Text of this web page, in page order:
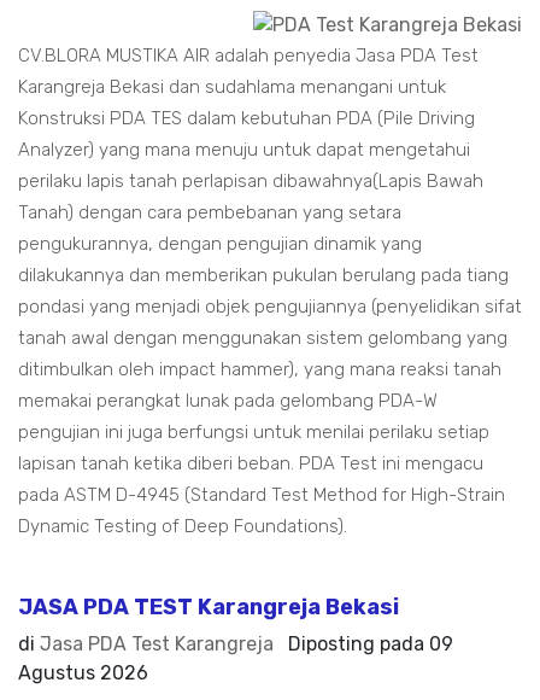
CV.BLORA MUSTIKA AIR adalah penyedia Jasa PDA Test
Karangreja Bekasi dan sudahlama menangani untuk
Konstruksi PDA TES dalam kebutuhan PDA (Pile Driving
Analyzer) yang mana menuju untuk dapat mengetahui
perilaku lapis tanah perlapisan dibawahnya(Lapis Bawah
Tanah) dengan cara pembebanan yang setara
pengukurannya, dengan pengujian dinamik yang
dilakukannya dan memberikan pukulan berulang pada tiang
pondasi yang menjadi objek pengujiannya (penyelidikan sifat
tanah awal dengan menggunakan sistem gelombang yang
ditimbulkan oleh impact hammer), yang mana reaksi tanah
memakai perangkat lunak pada gelombang PDA-W
pengujian ini juga berfungsi untuk menilai perilaku setiap
lapisan tanah ketika diberi beban. PDA Test ini mengacu
pada ASTM D-4945 (Standard Test Method for High-Strain
Dynamic Testing of Deep Foundations).
JASA PDA TEST Karangreja Bekasi
di Jasa PDA Test Karangreja Diposting pada 09
Agustus 2026